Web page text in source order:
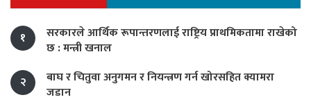
१
सरकारले आर्थिक रूपान्तरणलाई राष्ट्रिय प्राथमिकतामा राखेको
छ : मन्त्री खनाल
२
बाघ र चितुवा अनुगमन र नियन्त्रण गर्न खोरसहित क्यामरा
जडान